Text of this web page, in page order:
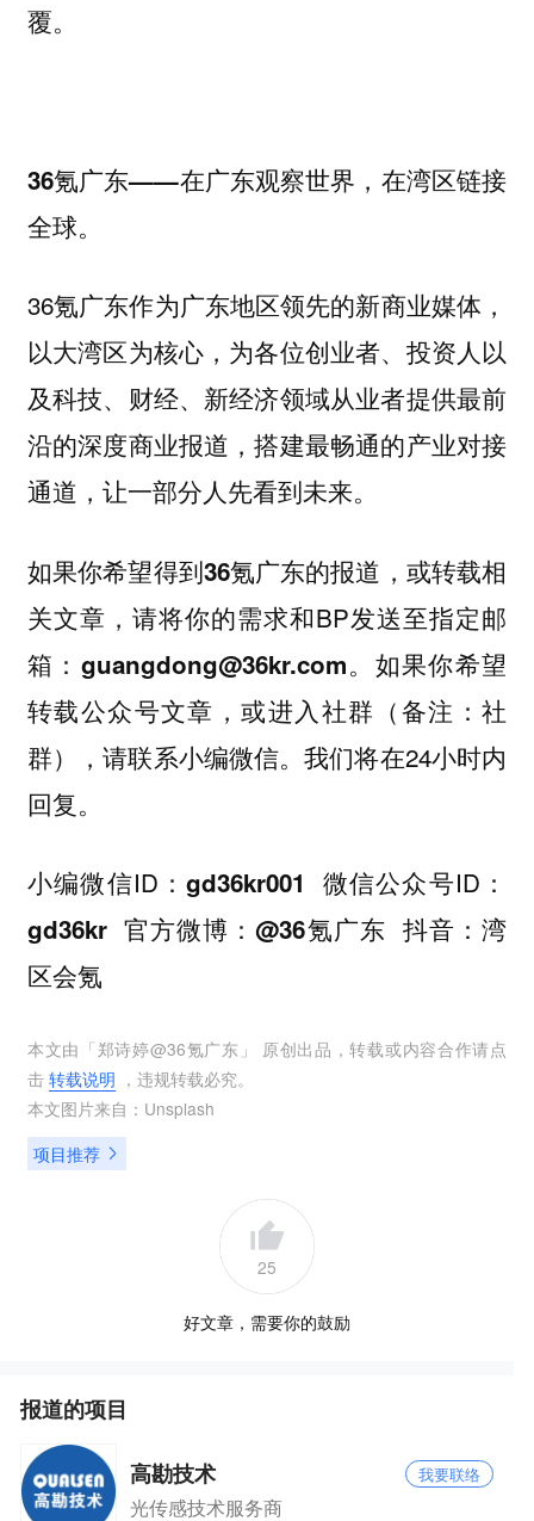
覆。
36氪广东——在广东观察世界，在湾区链接
全球。
36氪广东作为广东地区领先的新商业媒体，
以大湾区为核心，为各位创业者、投资人以
及科技、财经、新经济领域从业者提供最前
沿的深度商业报道，搭建最畅通的产业对接
通道，让一部分人先看到未来。
如果你希望得到36氪广东的报道，或转载相
关文章 ，请将你的需求和BP发送至指定邮
箱： guangdong@36kr.com。如果你希望
转载公众号文章，或进入社群（备注：社
群），请联系小编微信。我们将在24小时内
回复。
小编微信ID：gd36kr001 微信公众号ID：
gd36kr官方微博：@36氪广东 抖音：湾
区会氪
本文由「郑诗婷@36氪广东 」 原创出品，转载或内容合作请点
击 转载说明 ，违规转载必究。
本文图片来自： Unsplash
项目推荐
25
好文章，需要你的鼓励
报道的项目
高勘技术 我要联络
光传感技术服务商